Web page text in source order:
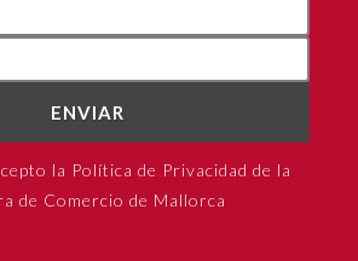
ENVIAR
la Política de Privacidad de la
de Comercio de Mallorca